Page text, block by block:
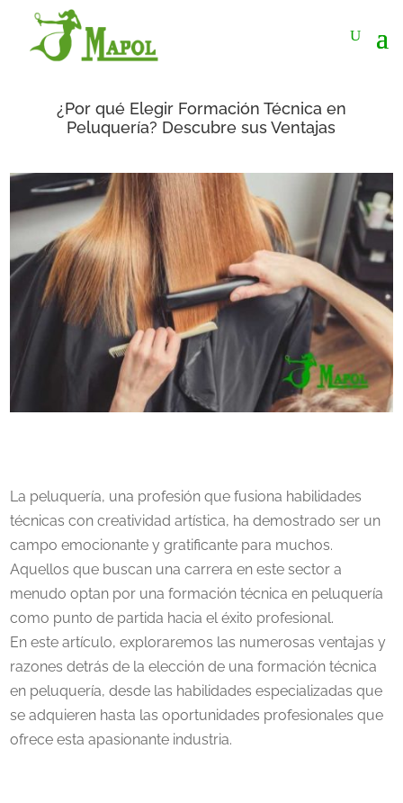
¿Por qué Elegir Formación Técnica en
Peluquería? Descubre sus Ventajas
La peluquería, una profesión que fusiona habilidades
técnicas con creatividad artística, ha demostrado ser un
campo emocionante y gratificante para muchos.
Aquellos que buscan una carrera en este sector a
menudo optan por una formación técnica en peluquería
como punto de partida hacia el éxito profesional.
En este artículo, exploraremos las numerosas ventajas y
razones detrás de la elección de una formación técnica
en peluquería, desde las habilidades especializadas que
se adquieren hasta las oportunidades profesionales que
ofrece esta apasionante industria.